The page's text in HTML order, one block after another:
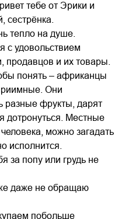
тебе от Эрики и
тепло на душе.
с удовольствием
и их товары.
понять – африканцы
Они
разные фрукты, дарят
дотронуться. Местные
можно загадать
исполнится.
за попу или грудь не
даже не обращаю
побольше